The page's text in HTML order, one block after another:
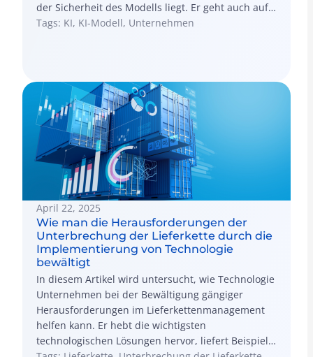
der Sicherheit des Modells liegt. Er geht auch auf
Herausforderungen wie Datensicherheit ein und
Tags: KI, KI-Modell, Unternehmen
April 22, 2025
Wie man die Herausforderungen der
Unterbrechung der Lieferkette durch die
Implementierung von Technologie
bewältigt
In diesem Artikel wird untersucht, wie Technologie
Unternehmen bei der Bewältigung gängiger
Herausforderungen im Lieferkettenmanagement
helfen kann. Er hebt die wichtigsten
technologischen Lösungen hervor, liefert Beispiele